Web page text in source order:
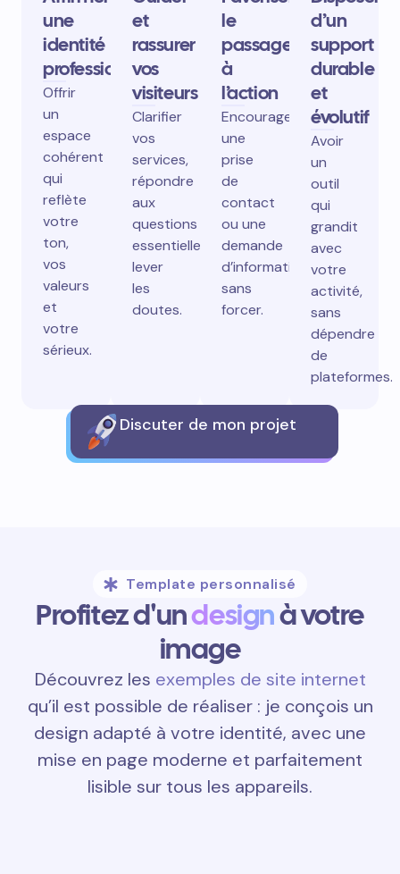
une
identité
professionnelle
Offrir
un
espace
cohérent
qui
reflète
votre
ton,
vos
valeurs
et
votre
sérieux.
et
rassurer
vos
visiteurs
Clarifier
vos
services,
répondre
aux
questions
essentielles,
lever
les
doutes.
le
passage
à
l’action
Encourager
une
prise
de
contact
ou une
demande
d’information
sans
forcer.
d’un
support
durable
et
évolutif
Avoir
un
outil
qui
grandit
avec
votre
activité,
sans
dépendre
de
plateformes.
Discuter de mon projet
Template personnalisé
Profitez d'undesignà votre
image
Découvrez les exemples de site internet
qu’il est possible de réaliser : je conçois un
design adapté à votre identité, avec une
mise en page moderne et parfaitement
lisible sur tous les appareils.